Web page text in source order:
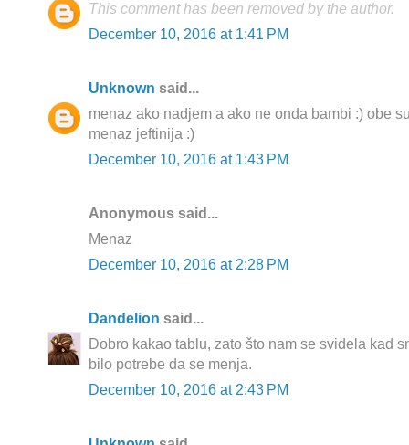
This comment has been removed by the author.
December 10, 2016 at 1:41 PM
Unknown said...
menaz ako nadjem a ako ne onda bambi :) obe
menaz jeftinija :)
December 10, 2016 at 1:43 PM
Anonymous said...
Menaz
December 10, 2016 at 2:28 PM
Dandelion said...
Dobro kakao tablu, zato što nam se svidela kad
bilo potrebe da se menja.
December 10, 2016 at 2:43 PM